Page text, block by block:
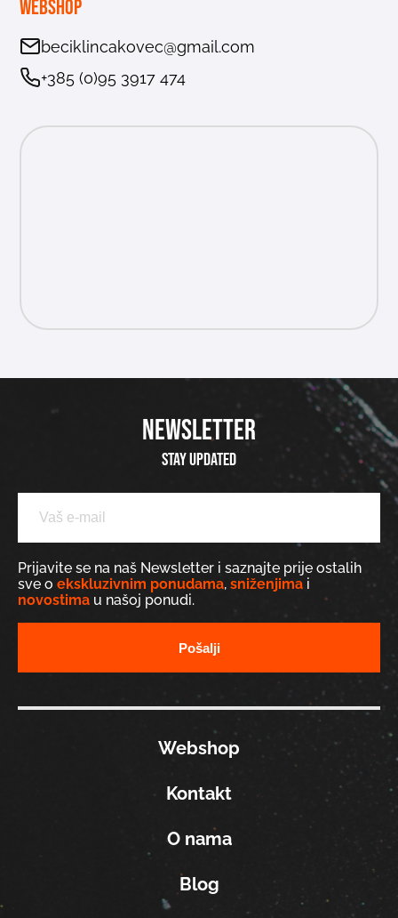
Webshop
beciklincakovec@gmail.com
+385 (0)95 3917 474
NEWSLETTER
Stay updated
Prijavite se na naš Newsletter i saznajte prije ostalih
sve o ekskluzivnim ponudama, sniženjima i
novostima u našoj ponudi.
Webshop
Kontakt
O nama
Blog